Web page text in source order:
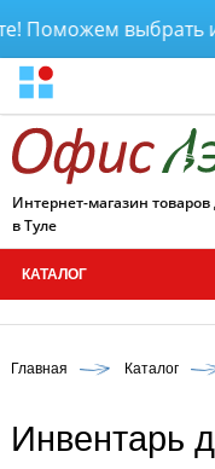
выбрать и
Интернет-магазин товаров
в Туле
КАТАЛОГ
Главная Каталог
Инвентарь